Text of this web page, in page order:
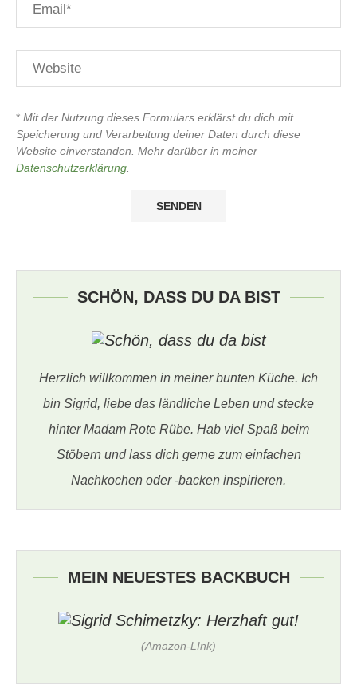
* Mit der Nutzung dieses Formulars erklärst du dich mit
Speicherung und Verarbeitung deiner Daten durch diese
Website einverstanden. Mehr darüber in meiner
Datenschutzerklärung.
SCHÖN, DASS DU DA BIST
Herzlich willkommen in meiner bunten Küche. Ich
bin Sigrid, liebe das ländliche Leben und stecke
hinter Madam Rote Rübe. Hab viel Spaß beim
Stöbern und lass dich gerne zum einfachen
Nachkochen oder -backen inspirieren.
MEIN NEUESTES BACKBUCH
(Amazon-LInk)